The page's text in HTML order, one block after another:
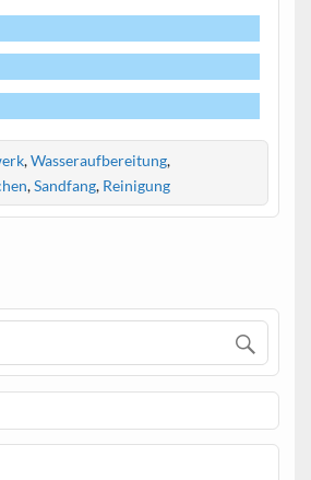
,Wasseraufbereitung,
,Sandfang, Reinigung